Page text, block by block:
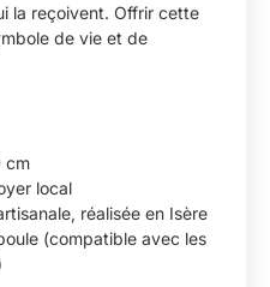
la reçoivent. Offrir cette
de vie et de
cm
local
réalisée en Isère
(compatible avec les